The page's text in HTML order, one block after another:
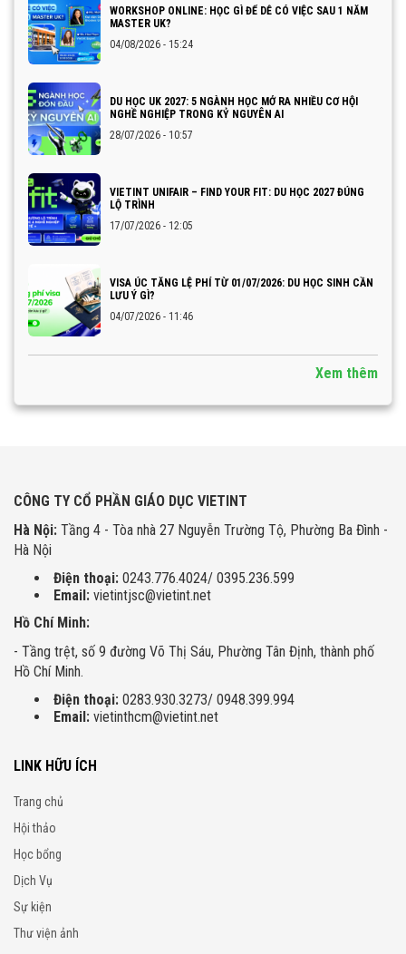
WORKSHOP ONLINE: HỌC GÌ ĐỂ DỄ CÓ VIỆC SAU 1 NĂM
MASTER UK?
04/08/2026 - 15:24
DU HỌC UK 2027: 5 NGÀNH HỌC MỞ RA NHIỀU CƠ HỘI
NGHỀ NGHIỆP TRONG KỶ NGUYÊN AI
28/07/2026 - 10:57
VIETINT UNIFAIR – FIND YOUR FIT: DU HỌC 2027 ĐÚNG
LỘ TRÌNH
17/07/2026 - 12:05
VISA ÚC TĂNG LỆ PHÍ TỪ 01/07/2026: DU HỌC SINH CẦN
LƯU Ý GÌ?
04/07/2026 - 11:46
Xem thêm
CÔNG TY CỔ PHẦN GIÁO DỤC VIETINT
Hà Nội: Tầng 4 - Tòa nhà 27 Nguyễn Trường Tộ, Phường Ba Đình -
Hà Nội
Điện thoại: 0243.776.4024/ 0395.236.599
Email: vietintjsc@vietint.net
Hồ Chí Minh:
- Tầng trệt, số 9 đường Võ Thị Sáu, Phường Tân Định, thành phố
Hồ Chí Minh.
Điện thoại: 0283.930.3273/ 0948.399.994
Email: vietinthcm@vietint.net
LINK HỮU ÍCH
Trang chủ
Hội thảo
Học bổng
Dịch Vụ
Sự kiện
Thư viện ảnh